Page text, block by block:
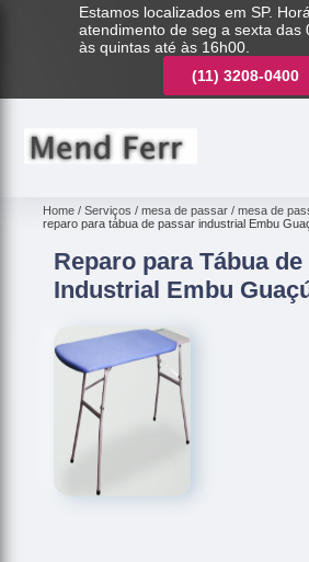
Estamos localizados em SP.
atendimento de seg a sexta das
às quintas até às 16h00.
(11) 3208-0400
Home Serviços mesa de passar
mesa de
reparo para tábua de passar industrial Embu
Reparo para Tábua
Industrial Embu